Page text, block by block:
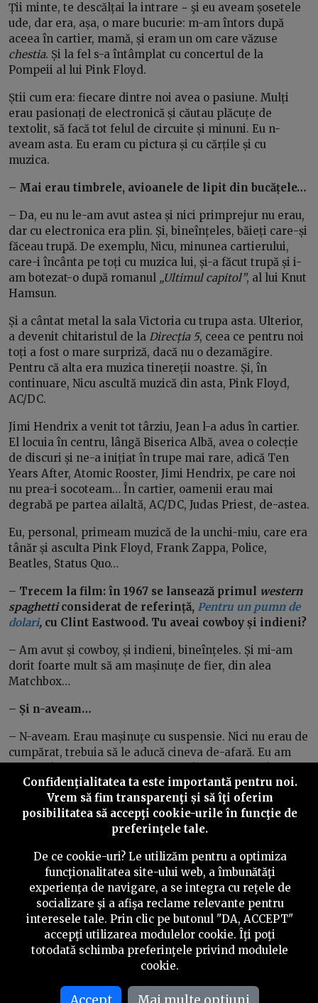
Ții minte, te descălțai la intrare − şi eu aveam șosetele
ude, dar era, așa, o mare bucurie: m-am întors după
aceea în cartier, mamă, și eram un om care văzuse
chestia. Și la fel s-a întâmplat cu concertul de la
Pompeii al lui Pink Floyd.
Știi cum era: fiecare dintre noi avea o pasiune. Mulți
erau pasionați de electronică și căutau plăcuțe de
textolit, să facă tot felul de circuite și minuni. Eu n-
aveam asta. Eu eram cu pictura și cu cărțile și cu
muzica.
– Mai erau timbrele, avioanele de lipit din bucățele…
– Da, eu nu le-am avut astea și nici primprejur nu erau,
dar cu electronica era plin. Și, bineînțeles, băieți care-și
făceau trupă. De exemplu, Nicu, minunea cartierului,
care-i încânta pe toți cu muzica lui, și-a făcut trupă și i-
am botezat-o după romanul „Ultimul capitol”, al lui Knut
Hamsun.
Și a cântat metal la sala Victoria cu trupa asta. Ulterior,
a devenit chitaristul de la Direcția 5, ceea ce pentru noi
toți a fost o mare surpriză, dacă nu o dezamăgire.
Pentru că alta era muzica tinereții noastre. Și, în
continuare, Nicu ascultă muzică din asta, Pink Floyd,
AC/DC.
Jimi Hendrix a venit tot târziu, Jean l-a adus în cartier.
El locuia în centru, lângă Biserica Albă, avea o colecție
de discuri și ne-a inițiat în trupe mai rare, adică Ten
Years After, Atomic Rooster, Jimi Hendrix, pe care noi
nu prea-i socoteam… În cartier, oamenii erau mai
degrabă pe partea ailaltă, AC/DC, Judas Priest, de-astea.
Eu, personal, primeam muzică de la unchi-miu, care era
tânăr și asculta Pink Floyd, Frank Zappa, Police,
Beatles, Status Quo…
– Trecem la film: în 1967 se lansează primul western
spaghetticonsiderat de referință, Pentru un pumn de
dolari, cu Clint Eastwood. Tu aveai cowboy și indieni?
– Am avut și cowboy, și indieni, bineînțeles. Și mi-am
dorit foarte mult să am mașinuțe de fier, din alea
Matchbox…
– Și n-aveam…
– N-aveam. Erau mașinuțe cu suspensie. Nici nu erau de
cumpărat, trebuia să le aducă cineva de-afară. Eu am
blocuri, acolo, la F-uri, erau locuite de oameni de rând,
să le zic așa, oameni de toate categoriile sociale.
Dar în cele mai multe F-uri – F3, F12, F13, F14 – erau
copiii ăstora, cei mai mulți,aveaumașinuțe de fier.
La etajul 2, cu mine pe scară, stătea prietenul meu Vali,
care avea un coleg de clasă, Pepe, cu care jucam fotbal
împreună. Și Pepe venea îmbrăcat din cap până-n
picioare în echipament din ălaVest , nene, adidași cu
crampoane, jambiere…
unde jucam fotbal pe asfalt, ne opream fiindcă era un
Confidenţialitatea ta este importantă pentru noi.
Vrem să fim transparenţi și să îţi oferim
posibilitatea să accepţi cookie-urile în funcţie de
preferinţele tale.
De ce cookie-uri? Le utilizăm pentru a optimiza
funcţionalitatea site-ului web, a îmbunătăţi
experienţa de navigare, a se integra cu reţele de
socializare şi a afişa reclame relevante pentru
interesele tale. Prin clic pe butonul "DA, ACCEPT"
accepţi utilizarea modulelor cookie. Îţi poţi
totodată schimba preferinţele privind modulele
cookie.